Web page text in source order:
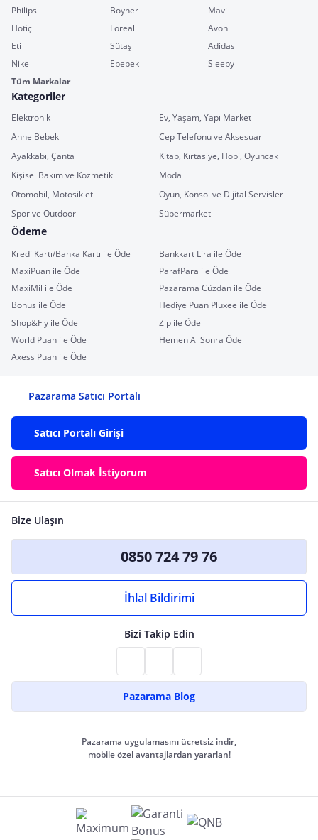
Philips
Boyner
Mavi
Hotiç
Loreal
Avon
Eti
Sütaş
Adidas
Nike
Ebebek
Sleepy
Tüm Markalar
Kategoriler
Elektronik
Ev, Yaşam, Yapı Market
Anne Bebek
Cep Telefonu ve Aksesuar
Ayakkabı, Çanta
Kitap, Kırtasiye, Hobi, Oyuncak
Kişisel Bakım ve Kozmetik
Moda
Otomobil, Motosiklet
Oyun, Konsol ve Dijital Servisler
Spor ve Outdoor
Süpermarket
Ödeme
Kredi Kartı/Banka Kartı ile Öde
Bankkart Lira ile Öde
MaxiPuan ile Öde
ParafPara ile Öde
MaxiMil ile Öde
Pazarama Cüzdan ile Öde
Bonus ile Öde
Hediye Puan Pluxee ile Öde
Shop&Fly ile Öde
Zip ile Öde
World Puan ile Öde
Hemen Al Sonra Öde
Axess Puan ile Öde
Pazarama Satıcı Portalı
Satıcı Portalı Girişi
Satıcı Olmak İstiyorum
Bize Ulaşın
0850 724 79 76
İhlal Bildirimi
Bizi Takip Edin
Pazarama Blog
Pazarama uygulamasını ücretsiz indir,
mobile özel avantajlardan yararlan!